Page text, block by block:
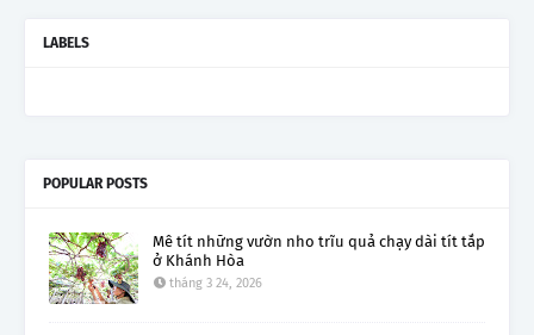
LABELS
POPULAR POSTS
Mê tít những vườn nho trĩu quả chạy dài tít tắp
ở Khánh Hòa
tháng 3 24, 2026